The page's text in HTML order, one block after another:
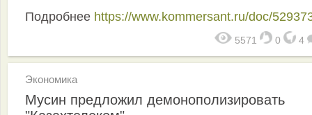
Подробнее https://www.kommersant.ru/doc/
5571 0 4
Экономика
Мусин предложил демонополизировать